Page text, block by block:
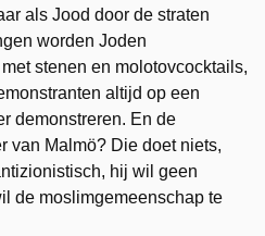
als Jood door de straten
worden Joden
stenen en molotovcocktails,
altijd op een
demonstreren. En de
van Malmö? Die doet niets,
hij wil geen
de moslimgemeenschap te